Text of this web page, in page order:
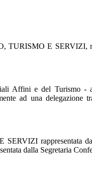
E SERVIZI,
Affini e del Turismo
ad una delegazione
rappresentata dal
dalla Segretaria